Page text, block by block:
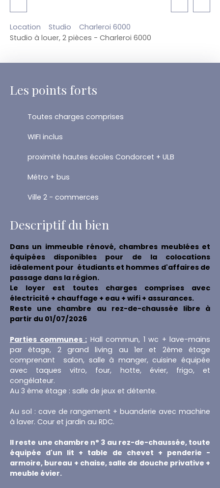
Location Studio
Charleroi 6000
Studio à louer, 2 pièces - Charleroi 6000
Les points forts
Toutes charges comprises
WIFI inclus
proximité hautes écoles Condorcet + ULB
Métro + bus
Ville 2 - commerces
Descriptif du bien
Dans un immeuble rénové, chambres meublées et
équipées disponibles pour de la colocations
idéalement pour étudiants et hommes d'affaires de
passage dans la région.
Le loyer est toutes charges comprises avec
électricité + chauffage + eau + wifi + assurances.
Reste une chambre au rez-de-chaussée libre à
partir du 01/07/2026
Parties communes : Hall commun, 1 wc + lave-mains
par étage, 2 grand living au 1er et 2ème étage
comprenant salon, salle à manger, cuisine équipée
avec taques vitro, four, hotte, évier, frigo, et
congélateur.
Au 3 ème étage : salle de jeux et détente.
Au sol : cave de rangement + buanderie avec machine
à laver. Cour et jardin au RDC.
Il reste une chambre n° 3 au rez-de-chaussée, toute
équipée d'un lit + table de chevet + penderie -
armoire, bureau + chaise, salle de douche privative +
meuble évier.